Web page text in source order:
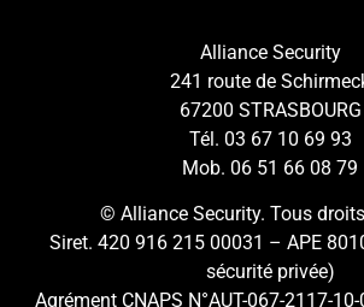
Alliance Security
241 route de
67200 STRASBOURG
Tél. 03 67 10 69 93
Mob. 06 51 66 08 79
© Alliance Security. Tous
Siret. 420 916 215 00031 – APE
sécurité privée)
Agrément CNAPS N°AUT-067-2117-10-